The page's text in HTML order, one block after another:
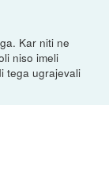
Kar niti ne
niso imeli
tega ugrajevali